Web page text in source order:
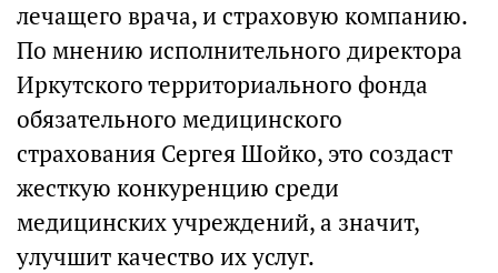
лечащего врача, и страховую компанию.
По мнению исполнительного директора
Иркутского территориального фонда
обязательного медицинского
страхования Сергея Шойко, это создаст
жесткую конкуренцию среди
медицинских учреждений, а значит,
улучшит качество их услуг.